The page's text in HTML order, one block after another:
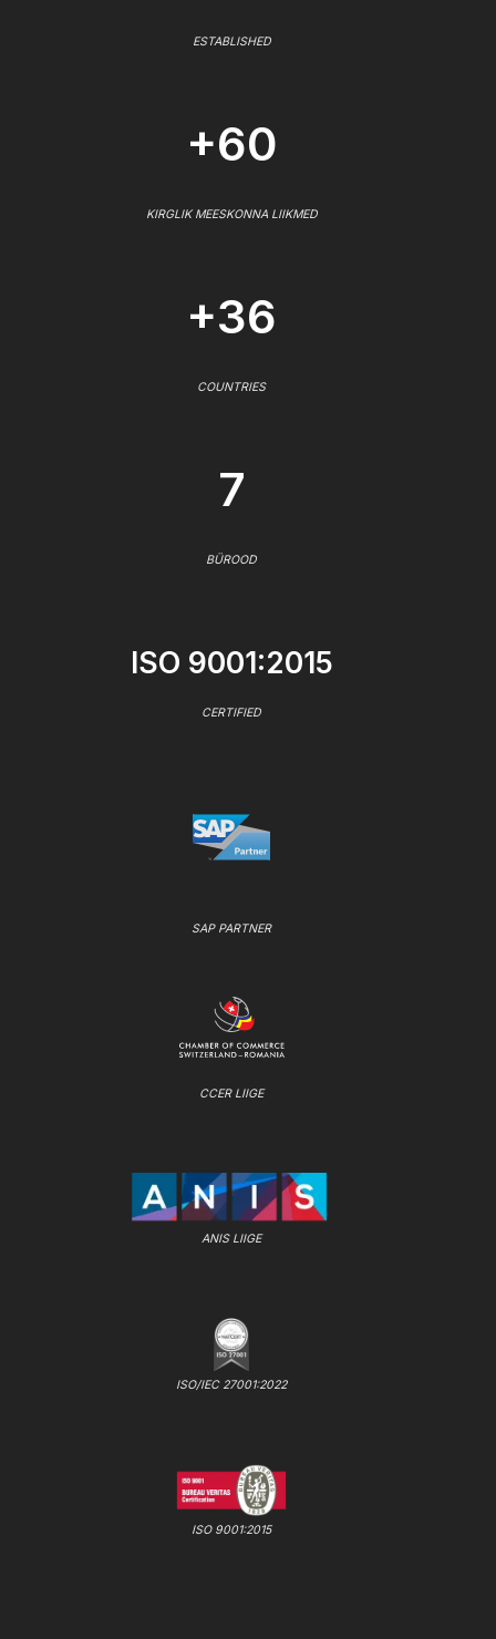
ESTABLISHED
+60
KIRGLIK MEESKONNA LIIKMED
+36
COUNTRIES
7
BÜROOD
ISO 9001:2015
CERTIFIED
SAP PARTNER
CCER LIIGE
ANIS LIIGE
ISO/IEC 27001:2022
ISO 9001:2015